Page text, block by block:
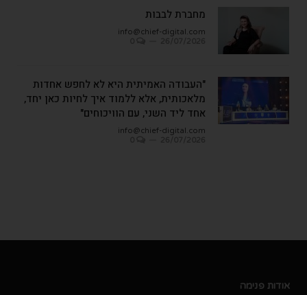
מחברת לבבות
info@chief-digital.com
"העבודה האמיתית היא לא לחפש אחדות
מלאכותית, אלא ללמוד איך לחיות כאן יחד,
אחד ליד השני, עם הוויכוחים"
info@chief-digital.com
אודות פנימה